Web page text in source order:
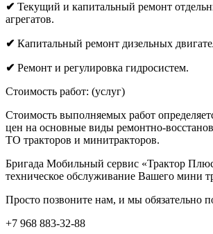
✔ Текущий и капитальный ремонт
агрегатов.
✔ Капитальный ремонт дизельных
✔ Ремонт и регулировка гидросистем.
Стоимость работ: (услуг)
Стоимость выполняемых работ
цен на основные виды ремонтно-
ТО тракторов и минитракторов.
Бригада Мобильный сервис «Трактор
техническое обслуживание Вашего мини
Просто позвоните нам, и мы обязательно
+7 968 883-32-88